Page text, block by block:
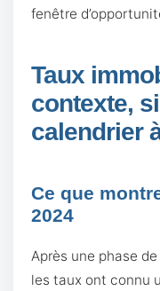
fenêtre
Taux
contexte,
calendrier
Ce que
2024
Après une phase
les taux ont connu